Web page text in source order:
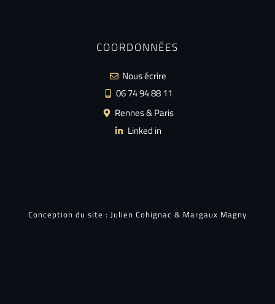
COORDONNÉES
Nous écrire
06 74 94 88 11
Rennes & Paris
Linked in
Conception du site : Julien Cohignac & Margaux Magny